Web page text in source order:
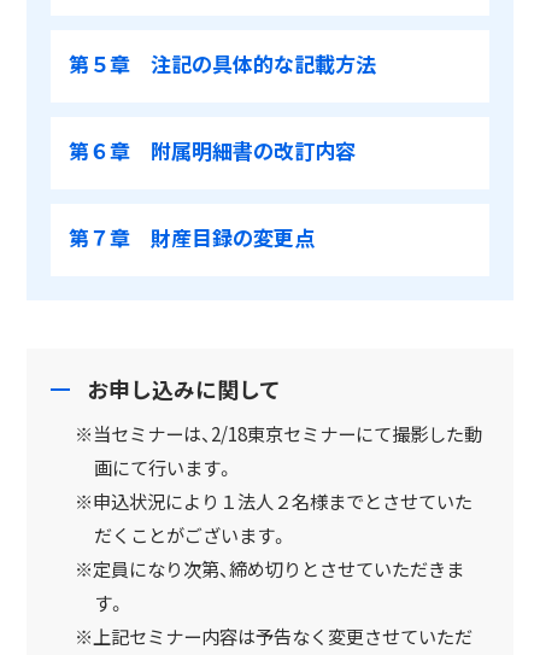
第５章 注記の具体的な記載方法
第６章 附属明細書の改訂内容
第７章 財産目録の変更点
お申し込みに関して
※当セミナーは、2/18東京セミナーにて撮影した動
画にて行います。
※申込状況により１法人２名様までとさせていた
だくことがございます。
※定員になり次第、締め切りとさせていただきま
す。
※上記セミナー内容は予告なく変更させていただ